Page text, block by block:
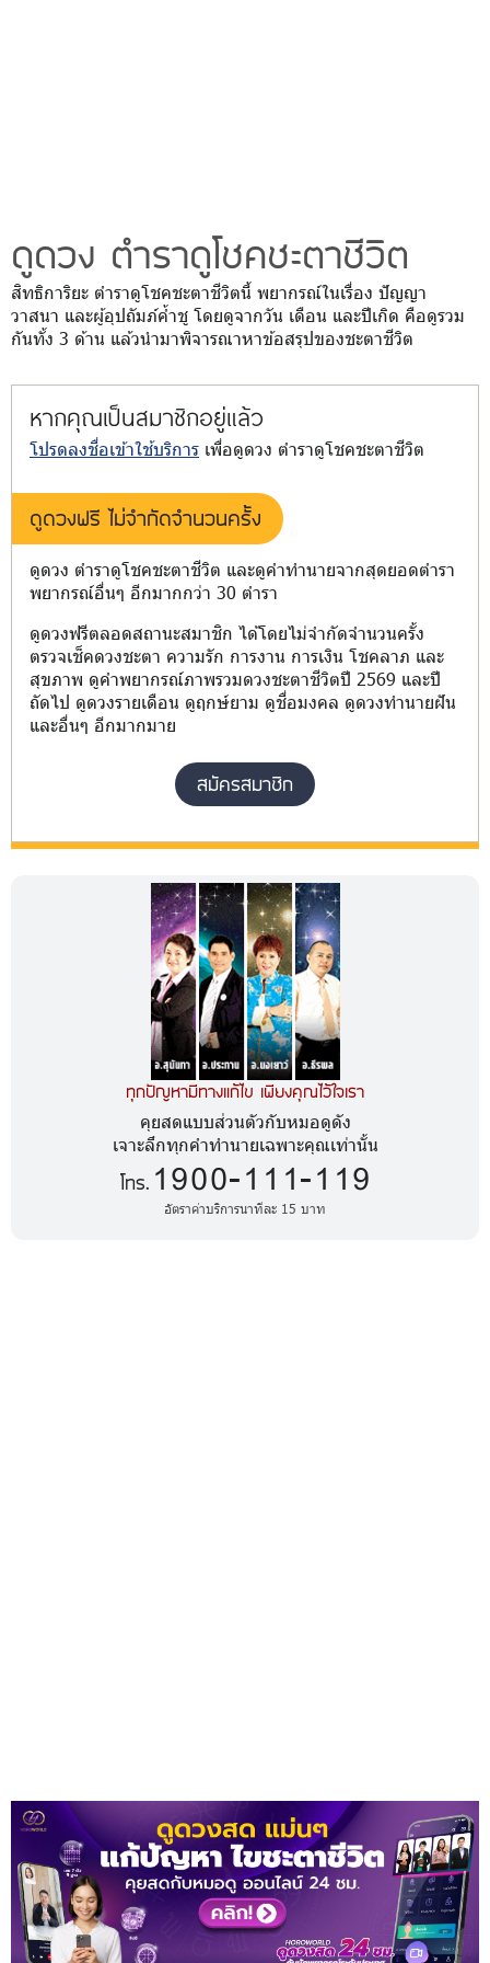
ดูดวง ตำราดูโชคชะตาชีวิต
สิทธิการิยะ ตำราดูโชคชะตาชีวิตนี้ พยากรณ์ในเรื่อง ปัญญา
วาสนา และผู้อุปถัมภ์ค้ำชู โดยดูจากวัน เดือน และปีเกิด คือดูรวม
กันทั้ง 3 ด้าน แล้วนำมาพิจารณาหาข้อสรุปของชะตาชีวิต
หากคุณเป็นสมาชิกอยู่แล้ว
โปรดลงชื่อเข้าใช้บริการ เพื่อดูดวง ตำราดูโชคชะตาชีวิต
ดูดวงฟรี ไม่จำกัดจำนวนครั้ง
ดูดวง ตำราดูโชคชะตาชีวิต และดูคำทำนายจากสุดยอดตำรา
พยากรณ์อื่นๆ อีกมากกว่า 30 ตำรา
ดูดวงฟรีตลอดสถานะสมาชิก ได้โดยไม่จำกัดจำนวนครั้ง
ตรวจเช็คดวงชะตา ความรัก การงาน การเงิน โชคลาภ และ
สุขภาพ ดูคำพยากรณ์ภาพรวมดวงชะตาชีวิตปี 2569 และปี
ถัดไป ดูดวงรายเดือน ดูฤกษ์ยาม ดูชื่อมงคล ดูดวงทำนายฝัน
และอื่นๆ อีกมากมาย
สมัครสมาชิก
ทุกปัญหามีทางแก้ไข เพียงคุณไว้ใจเรา
คุยสดแบบส่วนตัวกับหมอดูดัง
เจาะลึกทุกคำทำนายเฉพาะคุณเท่านั้น
โทร. 1900-111-119
อัตราค่าบริการนาทีละ 15 บาท